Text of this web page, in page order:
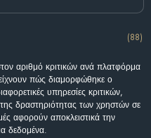
(88)
αριθμό κριτικών ανά πλατφόρμα
πώς διαμορφώθηκε ο
υπηρεσίες κριτικών,
δραστηριότητας των χρηστών σε
αφορούν αποκλειστικά την
δεδομένα.